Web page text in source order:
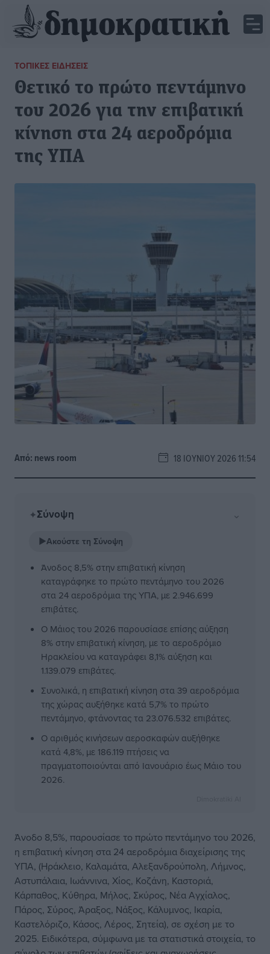
ΤΟΠΙΚΈΣ ΕΙΔΉΣΕΙΣ
Θετικό το πρώτο πεντάμηνο
του 2026 για την επιβατική
κίνηση στα 24 αεροδρόμια
της ΥΠΑ
Από: news room 18 ΙΟΥΝΊΟΥ 2026 11:54
✦Σύνοψη ⌄
▶Ακούστε τη Σύνοψη
Άνοδος 8,5% στην επιβατική κίνηση
καταγράφηκε το πρώτο πεντάμηνο του 2026
στα 24 αεροδρόμια της ΥΠΑ, με 2.946.699
επιβάτες.
Ο Μάιος του 2026 παρουσίασε επίσης αύξηση
8% στην επιβατική κίνηση, με το αεροδρόμιο
Ηρακλείου να καταγράφει 8,1% αύξηση και
1.139.079 επιβάτες.
Συνολικά, η επιβατική κίνηση στα 39 αεροδρόμια
της χώρας αυξήθηκε κατά 5,7% το πρώτο
πεντάμηνο, φτάνοντας τα 23.076.532 επιβάτες.
Ο αριθμός κινήσεων αεροσκαφών αυξήθηκε
κατά 4,8%, με 186.119 πτήσεις να
πραγματοποιούνται από Ιανουάριο έως Μάιο του
2026.
Άνοδο 8,5%, παρουσίασε το πρώτο πεντάμηνο του 2026,
η επιβατική κίνηση στα 24 αεροδρόμια διαχείρισης της
ΥΠΑ, (Ηράκλειο, Καλαμάτα, Αλεξανδρούπολη, Λήμνος,
Αστυπάλαια, Ιωάννινα, Χίος, Κοζάνη, Καστοριά,
Κάρπαθος, Κύθηρα, Μήλος, Σκύρος, Νέα Αγχίαλος,
Πάρος, Σύρος, Άραξος, Νάξος, Κάλυμνος, Ικαρία,
Καστελόριζο, Κάσος, Λέρος, Σητεία), σε σχέση με το
2025. Ειδικότερα, σύμφωνα με τα στατιστικά στοιχεία, το